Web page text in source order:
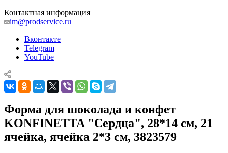
Контактная информация
im@prodservice.ru
Вконтакте
Telegram
YouTube
Форма для шоколада и конфет
KONFINETTA "Сердца", 28*14 см, 21
ячейка, ячейка 2*3 см, 3823579